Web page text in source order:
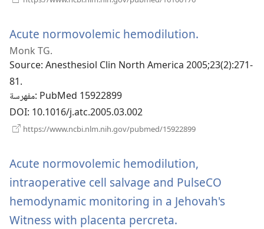
Acute normovolemic hemodilution.
جديدة)
Monk TG.
Source‎: Anesthesiol Clin North America 2005;23(2):271-
81.
مفهرسة‎: PubMed 15922899
DOI‎: 10.1016/j.atc.2005.03.002
https://www.ncbi.nlm.nih.gov/pubmed/15922899
Acute normovolemic hemodilution,
intraoperative cell salvage and PulseCO
hemodynamic monitoring in a Jehovah's
Witness with placenta percreta.